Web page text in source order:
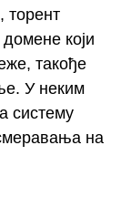
торент
који
такође
У неким
систему
на